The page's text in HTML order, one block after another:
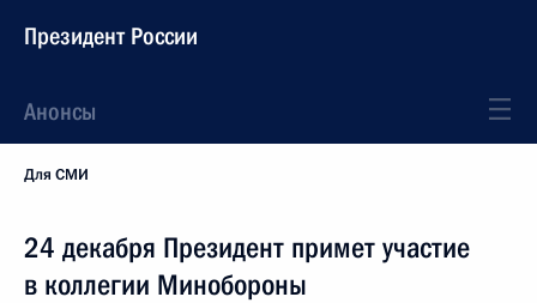
Президент России
Анонсы
Для СМИ
24 декабря Президент примет участие
в коллегии Минобороны